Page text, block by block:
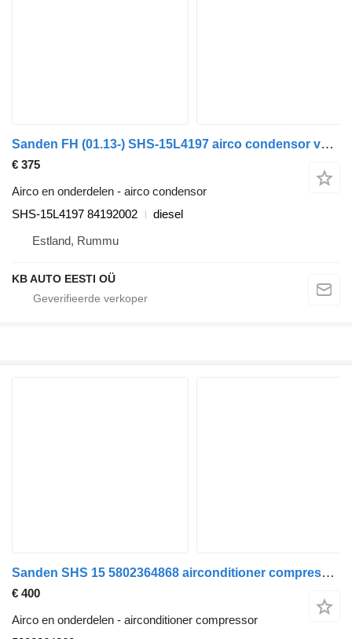
Sanden FH (01.13-) SHS-15L4197 airco condensor voor Volvo FH, FM, FMX-4 series (2013-) vrachtwagen
€ 375
Airco en onderdelen - airco condensor
SHS-15L4197 84192002
diesel
Estland, Rummu
KB AUTO EESTI OÜ
Sanden SHS 15 5802364868 airconditioner compressor voor IVECO S-Way vrachtwagen
€ 400
Airco en onderdelen - airconditioner compressor